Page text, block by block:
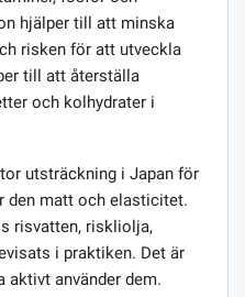
hjälper till att minska
risken för att utveckla
till att återställa
och kolhydrater i
utsträckning i Japan för
den matt och elasticitet.
risvatten, riskliolja,
i praktiken. Det är
aktivt använder dem.